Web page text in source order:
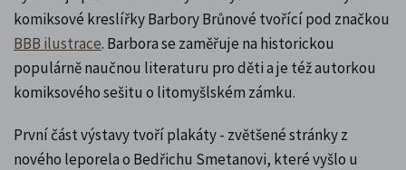
komiksové kreslířky Barbory Brůnové tvořící pod značkou
BBB ilustrace. Barbora se zaměřuje na historickou
populárně naučnou literaturu pro děti a je též autorkou
komiksového sešitu o litomyšlském zámku.
První část výstavy tvoří plakáty - zvětšené stránky z
nového leporela o Bedřichu Smetanovi, které vyšlo u